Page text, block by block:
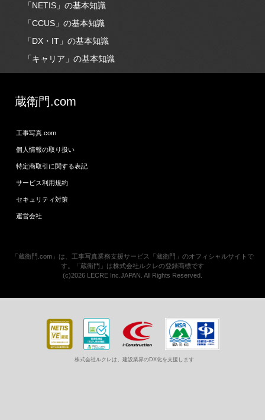
「NETIS」の基本知識
「CCUS」の基本知識
「DX・IT」の基本知識
「キャリア」の基本知識
蔵衛門.com
工事写真.com
個人情報の取り扱い
特定商取引に関する表記
サービス利用規約
セキュリティ対策
運営会社
「蔵衛門.com」は、工事写真業務支援サービス「蔵衛門」のオフィシャルサイトで
す。「蔵衛門」は株式会社ルクレの登録商標です
(c)2026 LECRE Inc.JAPAN. All Rights Reserved.
株式会社ルクレは、建設業界のDX化を支援します